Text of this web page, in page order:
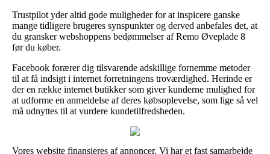
Trustpilot yder altid gode muligheder for at inspicere ganske
mange tidligere brugeres synspunkter og derved anbefales det, at
du gransker webshoppens bedømmelser af Remo Øveplade 8
før du køber.
Facebook forærer dig tilsvarende adskillige fornemme metoder
til at få indsigt i internet forretningens troværdighed. Herinde er
der en række internet butikker som giver kunderne mulighed for
at udforme en anmeldelse af deres købsoplevelse, som lige så vel
må udnyttes til at vurdere kundetilfredsheden.
Vores website finansieres af annoncer. Vi har et fast samarbejde